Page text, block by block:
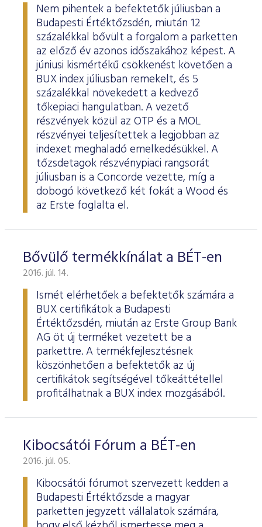
Nem pihentek a befektetők júliusban a
Budapesti Értéktőzsdén, miután 12
százalékkal bővült a forgalom a parketten
az előző év azonos időszakához képest. A
júniusi kismértékű csökkenést követően a
BUX index júliusban remekelt, és 5
százalékkal növekedett a kedvező
tőkepiaci hangulatban. A vezető
részvények közül az OTP és a MOL
részvényei teljesítettek a legjobban az
indexet meghaladó emelkedésükkel. A
tőzsdetagok részvénypiaci rangsorát
júliusban is a Concorde vezette, míg a
dobogó következő két fokát a Wood és
az Erste foglalta el.
Bővülő termékkínálat a BÉT-en
2016. júl. 14.
Ismét elérhetőek a befektetők számára a
BUX certifikátok a Budapesti
Értéktőzsdén, miután az Erste Group Bank
AG öt új terméket vezetett be a
parkettre. A termékfejlesztésnek
köszönhetően a befektetők az új
certifikátok segítségével tőkeáttétellel
profitálhatnak a BUX index mozgásából.
Kibocsátói Fórum a BÉT-en
2016. júl. 05.
Kibocsátói fórumot szervezett kedden a
Budapesti Értéktőzsde a magyar
parketten jegyzett vállalatok számára,